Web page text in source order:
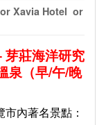
Xavia Hotel or
芽莊海洋研究
泉（早/午/晚
內著名景點：